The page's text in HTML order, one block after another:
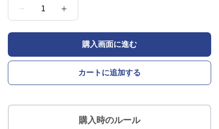
1
購入画面に進む
カートに追加する
購入時のルール